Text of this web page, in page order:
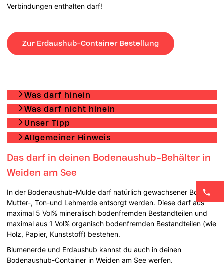
Verbindungen enthalten darf!
Zur Erdaushub-Container Bestellung
Was darf hinein
Was darf nicht hinein
Unser Tipp
Allgemeiner Hinweis
Das darf in deinen Bodenaushub-Behälter in
Weiden am See
In der Bodenaushub-Mulde darf natürlich gewachsener Boden-
Mutter-, Ton-und Lehmerde entsorgt werden. Diese darf aus
maximal 5 Vol% mineralisch bodenfremden Bestandteilen und
maximal aus 1 Vol% organisch bodenfremden Bestandteilen (wie
Holz, Papier, Kunststoff) bestehen.
Blumenerde und Erdaushub kannst du auch in deinen
Bodenaushub-Container in Weiden am See werfen.